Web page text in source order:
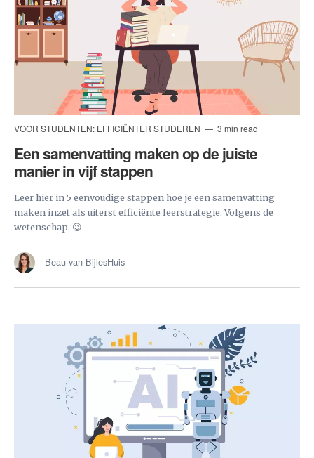
VOOR STUDENTEN: EFFICIËNTER STUDEREN 3 min read
Een samenvatting maken op de juiste
manier in vijf stappen
Leer hier in 5 eenvoudige stappen hoe je een samenvatting
maken inzet als uiterst efficiënte leerstrategie. Volgens de
wetenschap. 😉
Beau van BijlesHuis